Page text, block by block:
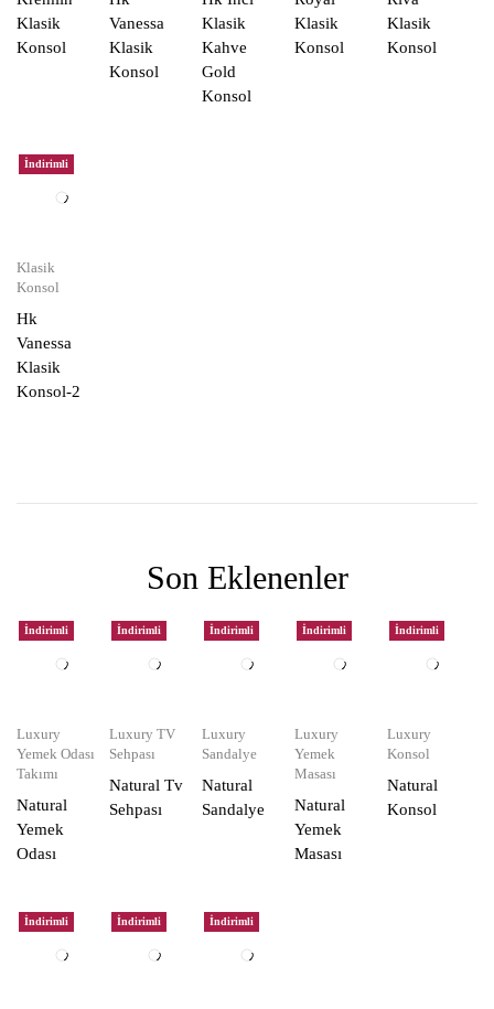
Klasik
Konsol
Vanessa
Klasik
Konsol
Klasik
Kahve
Gold
Konsol
Klasik
Konsol
Klasik
Konsol
İndirimli
Klasik
Konsol
Hk
Vanessa
Klasik
Konsol-2
Son Eklenenler
İndirimli
Luxury
Yemek Odası
Takımı
Natural
Yemek
Odası
İndirimli
Luxury TV
Sehpası
Natural Tv
Sehpası
İndirimli
Luxury
Sandalye
Natural
Sandalye
İndirimli
Luxury
Yemek
Masası
Natural
Yemek
Masası
İndirimli
Luxury
Konsol
Natural
Konsol
İndirimli İndirimli İndirimli